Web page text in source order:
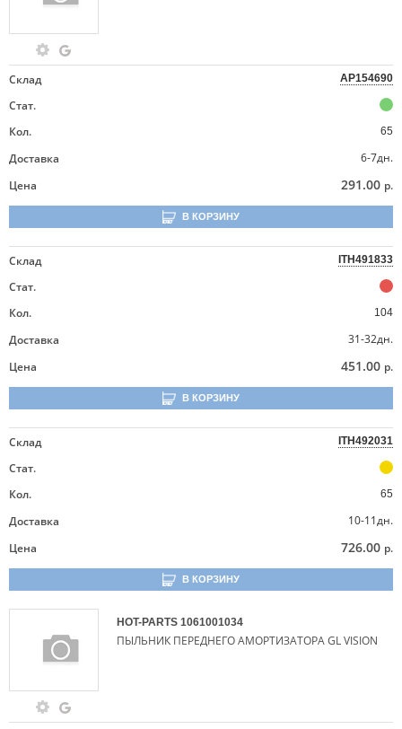
Склад AP154690
Стат.
Кол.
65
Доставка
6-7дн.
Цена
291.00 р.
В КОРЗИНУ
Склад ITH491833
Стат.
Кол.
104
Доставка
31-32дн.
Цена
451.00 р.
В КОРЗИНУ
Склад ITH492031
Стат.
Кол.
65
Доставка
10-11дн.
Цена
726.00 р.
В КОРЗИНУ
HOT-PARTS 1061001034
ПЫЛЬНИК ПЕРЕДНЕГО АМОРТИЗАТОРА GL VISION